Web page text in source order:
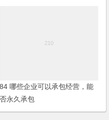
84 哪些企业可以承包经营，能
否永久承包